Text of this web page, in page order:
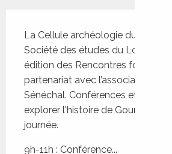
La Cellule archéologie du
Société des études du Lot
édition des Rencontres foraines à
partenariat avec l’association
Sénéchal. Conférences et visites
explorer l'histoire de Gourdon
journée.
9h-11h : Conférence...